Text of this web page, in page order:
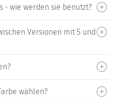
- wie werden sie benutzt?
Versionen mit 5 und
wählen?